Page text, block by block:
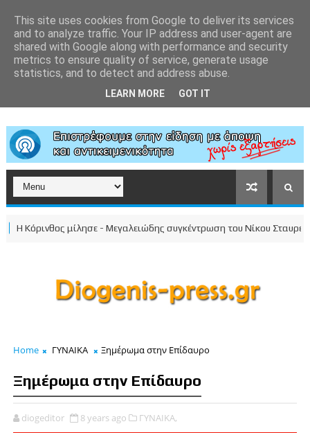
μίλησε - Μεγαλειώδης συγκέντρωση του Νίκου Σταυρέλη στο
Home ΓΥΝΑΙΚΑ Ξημέρωμα στην Επίδαυρο
Ξημέρωμα στην Επίδαυρο
diogeditor 8 years ago ΓΥΝΑΙΚΑ,
This site uses cookies from Google to deliver its services
and to analyze traffic. Your IP address and user-agent are
shared with Google along with performance and security
metrics to ensure quality of service, generate usage
statistics, and to detect and address abuse.
LEARN MORE GOT IT